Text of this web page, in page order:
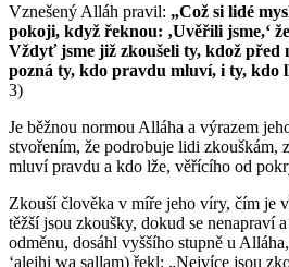
Vznešený Alláh pravil: „Což si lidé
pokoji, když řeknou: ‚Uvěřili jsme,‘
Vždyť jsme již zkoušeli ty, kdož před
pozná ty, kdo pravdu mluví, i ty, kdo
3)
Je běžnou normou Alláha a výrazem
stvořením, že podrobuje lidi zkouškám,
mluví pravdu a kdo lže, věřícího od
Zkouší člověka v míře jeho víry, čím je
těžší jsou zkoušky, dokud se nenapraví
odměnu, dosáhl vyššího stupně u
ʻalejhi wa sallam) řekl: „Nejvíce jsou